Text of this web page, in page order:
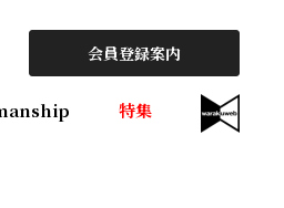
会員登録案内
特集